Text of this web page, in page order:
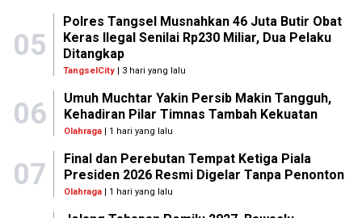
05
Polres Tangsel Musnahkan 46 Juta Butir Obat
Keras Ilegal Senilai Rp230 Miliar, Dua Pelaku
Ditangkap
TangselCity | 3 hari yang lalu
06
Umuh Muchtar Yakin Persib Makin Tangguh,
Kehadiran Pilar Timnas Tambah Kekuatan
Olahraga| 1 hari yang lalu
07
Final dan Perebutan Tempat Ketiga Piala
Presiden 2026 Resmi Digelar Tanpa Penonton
Olahraga| 1 hari yang lalu